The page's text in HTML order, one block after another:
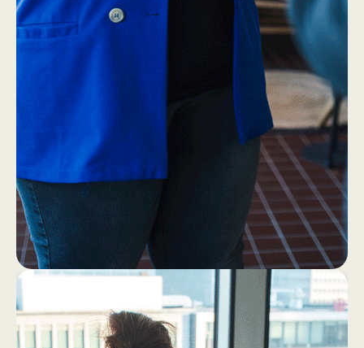
1 4
Eerst ff een bakkie (zonder